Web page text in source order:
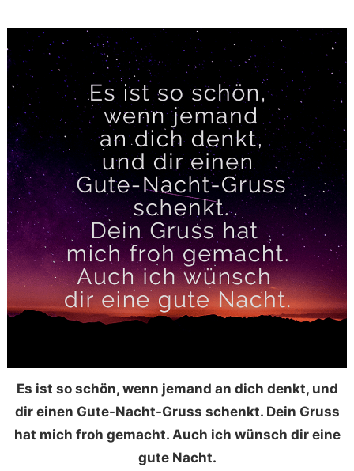
Es ist so schön, wenn jemand an dich denkt, und
dir einen Gute-Nacht-Gruss schenkt. Dein Gruss
hat mich froh gemacht. Auch ich wünsch dir eine
gute Nacht.